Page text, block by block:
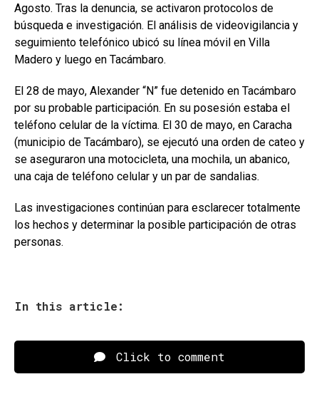
Agosto. Tras la denuncia, se activaron protocolos de
búsqueda e investigación. El análisis de videovigilancia y
seguimiento telefónico ubicó su línea móvil en Villa
Madero y luego en Tacámbaro.
El 28 de mayo, Alexander “N” fue detenido en Tacámbaro
por su probable participación. En su posesión estaba el
teléfono celular de la víctima. El 30 de mayo, en Caracha
(municipio de Tacámbaro), se ejecutó una orden de cateo y
se aseguraron una motocicleta, una mochila, un abanico,
una caja de teléfono celular y un par de sandalias.
Las investigaciones continúan para esclarecer totalmente
los hechos y determinar la posible participación de otras
personas.
In this article:
Click to comment